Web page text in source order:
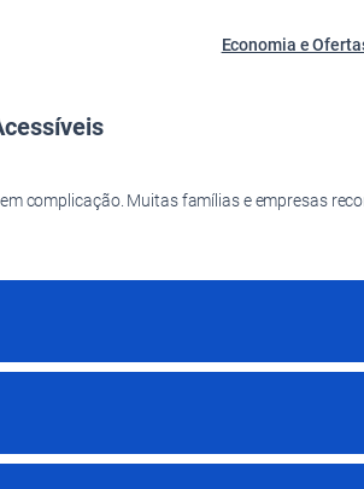
Economia e
complicação. Muitas famílias e empresas